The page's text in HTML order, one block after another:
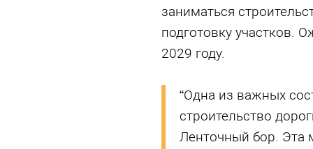
заниматься
подготовку участков.
2029 году.
“Одна из важных
строительство
Ленточный бор. Эта